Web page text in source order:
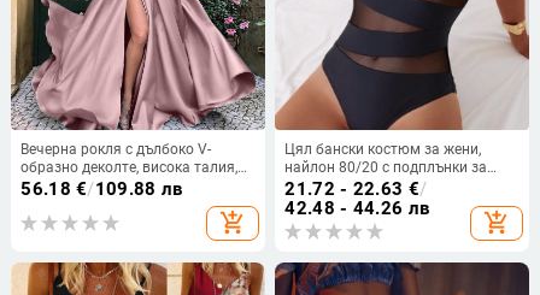
Вечерна рокля с дълбоко V-
образно деколте, висока талия,
дълги ръкави, малък шлейф,
56.18 €/109.88 лв
add_shopping_cart
Цял бански костюм за жени,
найлон 80/20 с подплънки за
бюста, подплата спандекс 20%,
без ръкави
21.72 - 22.63 €/
42.48 - 44.26 лв
add_shopping_cart